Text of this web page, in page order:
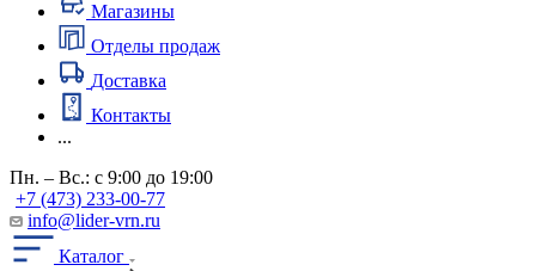
Магазины
Отделы продаж
Доставка
Контакты
...
Пн. – Вс.: с 9:00 до 19:00
+7 (473) 233-00-77
info@lider-vrn.ru
Каталог